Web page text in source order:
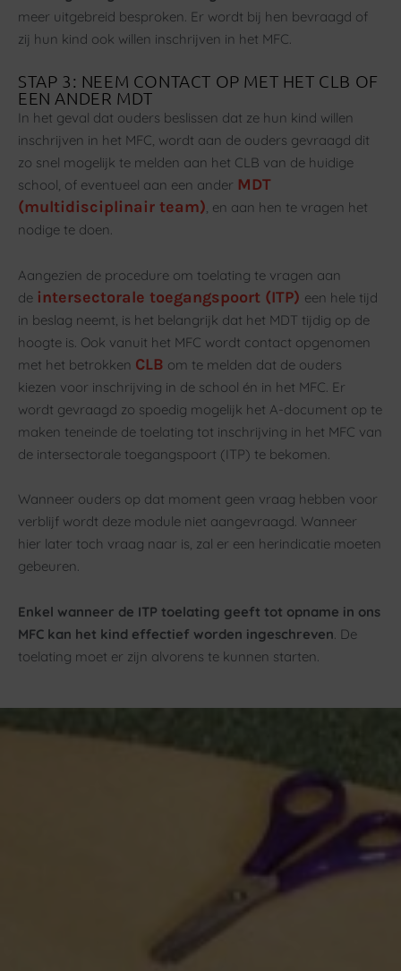
meer uitgebreid besproken. Er wordt bij hen bevraagd of
zij hun kind ook willen inschrijven in het MFC.
STAP 3: NEEM CONTACT OP MET HET CLB OF
EEN ANDER MDT
In het geval dat ouders beslissen dat ze hun kind willen
inschrijven in het MFC, wordt aan de ouders gevraagd dit
zo snel mogelijk te melden aan het CLB van de huidige
school, of eventueel aan een ander MDT
(multidisciplinair team), en aan hen te vragen het
nodige te doen.
Aangezien de procedure om toelating te vragen aan
de intersectorale toegangspoort (ITP) een hele tijd
in beslag neemt, is het belangrijk dat het MDT tijdig op de
hoogte is. Ook vanuit het MFC wordt contact opgenomen
met het betrokken CLB om te melden dat de ouders
kiezen voor inschrijving in de school én in het MFC. Er
wordt gevraagd zo spoedig mogelijk het A-document op te
maken teneinde de toelating tot inschrijving in het MFC van
de intersectorale toegangspoort (ITP) te bekomen.
Wanneer ouders op dat moment geen vraag hebben voor
verblijf wordt deze module niet aangevraagd. Wanneer
hier later toch vraag naar is, zal er een herindicatie moeten
gebeuren.
Enkel wanneer de ITP toelating geeft tot opname in ons
MFC kan het kind effectief worden ingeschreven . De
toelating moet er zijn alvorens te kunnen starten.